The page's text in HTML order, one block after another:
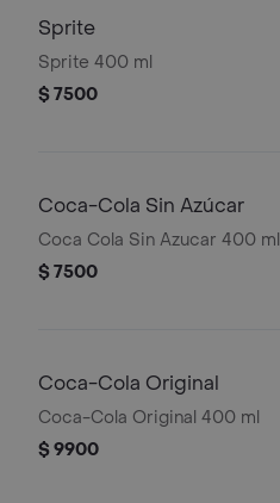
Sprite
Sprite 400 ml
$ 7500
Coca-Cola Sin Azúcar
Coca Cola Sin Azucar 400 ml
$ 7500
Coca-Cola Original
Coca-Cola Original 400 ml
$ 9900